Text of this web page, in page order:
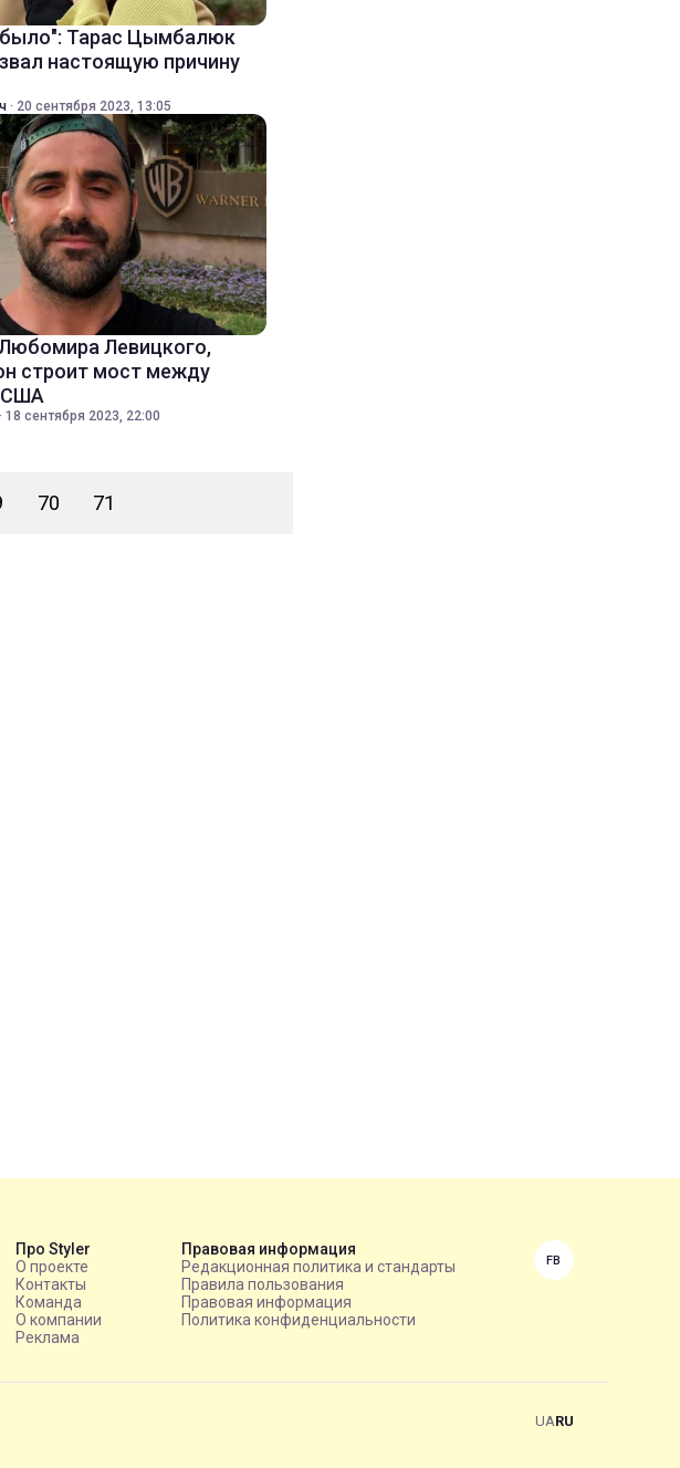
было": Тарас Цымбалюк
настоящую причину
· 20 сентября 2023, 13:05
Левицкого,
строит мост между
США
· 18 сентября 2023, 22:00
70 71
Про Styler
О проекте
Контакты
Команда
О компании
Реклама
Правовая информация
Редакционная политика и стандарты
Правила пользования
Правовая информация
Политика конфиденциальности
FB
UARU